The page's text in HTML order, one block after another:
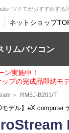
ツクモがおすすめする
ネットショップ
リムパソコン
ン実施中！
プの完成品即納モ
> RM5J-B201/T
モデル】eX.computer